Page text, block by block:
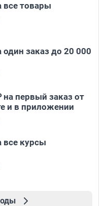
все товары
один заказ до 20 000
первый заказ от
и в приложении
все курсы